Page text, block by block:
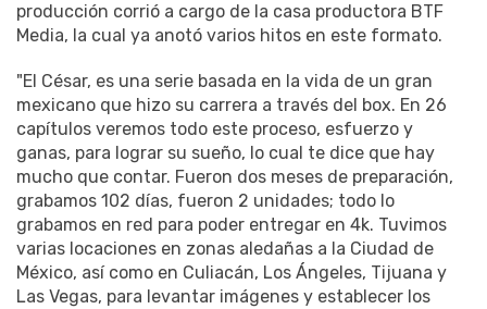
producción corrió a cargo de la casa productora BTF
Media, la cual ya anotó varios hitos en este formato.
"El César, es una serie basada en la vida de un gran
mexicano que hizo su carrera a través del box. En 26
capítulos veremos todo este proceso, esfuerzo y
ganas, para lograr su sueño, lo cual te dice que hay
mucho que contar. Fueron dos meses de preparación,
grabamos 102 días, fueron 2 unidades; todo lo
grabamos en red para poder entregar en 4k. Tuvimos
varias locaciones en zonas aledañas a la Ciudad de
México, así como en Culiacán, Los Ángeles, Tijuana y
Las Vegas, para levantar imágenes y establecer los